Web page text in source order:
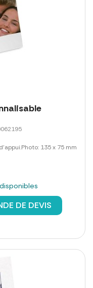
135 x 75 mm
DE DEVIS